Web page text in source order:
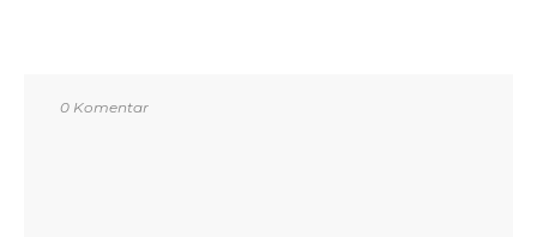
0 Komentar